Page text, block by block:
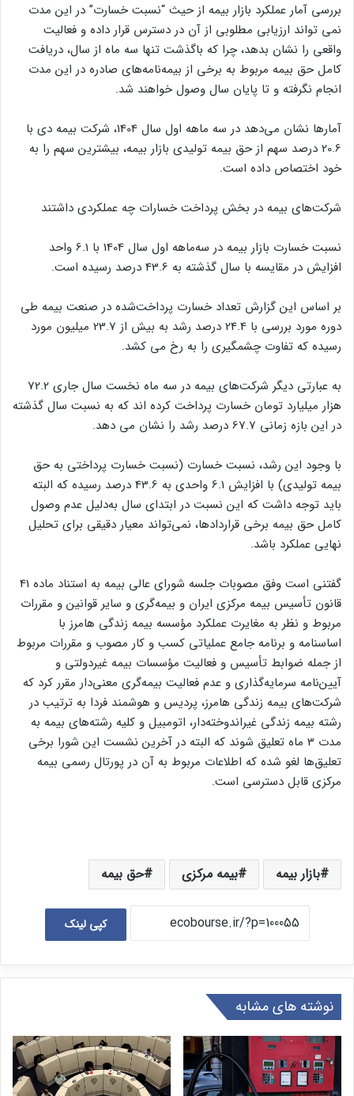
بررسی آمار عملکرد بازار بیمه از حیث “نسبت خسارت” در این مدت
نمی تواند ارزیابی مطلوبی از آن در دسترس قرار داده و فعالیت
واقعی را نشان بدهد، چرا که باگذشت تنها سه ماه از سال، دریافت
کامل حق بیمه مربوط به برخی از بیمه‌نامه‌های صادره در این مدت
انجام نگرفته و تا پایان سال وصول خواهند شد.
آمارها نشان می‌دهد در سه ماهه اول سال 1404، شرکت بیمه دی با
20.6 درصد سهم از حق بیمه تولیدی بازار بیمه، بیشترین سهم را به
خود اختصاص داده است.
شرکت‌های بیمه در بخش پرداخت خسارات چه عملکردی داشتند
نسبت خسارت بازار بیمه در سه‌ماهه اول سال 1404 با 6.1 واحد
افزایش در مقایسه با سال گذشته به 43.6 درصد رسیده است.
بر اساس این گزارش تعداد خسارت پرداخت‌شده در صنعت بیمه طی
دوره مورد بررسی با 24.4 درصد رشد به بیش از 23.7 میلیون مورد
رسیده که تفاوت چشمگیری را به رخ می کشد.
به عبارتی دیگر شرکت‌های بیمه در سه ماه نخست سال جاری 72.2
هزار میلیارد تومان خسارت پرداخت کرده اند که به نسبت سال گذشته
در این بازه زمانی 67.7 درصد رشد را نشان می دهد.
با وجود این رشد، نسبت خسارت (نسبت خسارت پرداختی به حق
بیمه تولیدی) با افزایش 6.1 واحدی به 43.6 درصد رسیده که البته
باید توجه داشت که این نسبت در ابتدای سال به‌دلیل عدم وصول
کامل حق بیمه برخی قراردادها، نمی‌تواند معیار دقیقی برای تحلیل
نهایی عملکرد باشد.
گفتنی است وفق مصوبات جلسه شورای عالی بیمه به استناد ماده 41
قانون تأسیس بیمه مرکزی ایران و بیمه‌گری و سایر قوانین و مقررات
مربوط و نظر به مغایرت عملکرد مؤسسه بیمه زندگی هامرز با
اساسنامه و برنامه جامع عملیاتی کسب و کار مصوب و مقررات مربوط
از جمله ضوابط تأسیس و فعالیت مؤسسات بیمه غیردولتی و
آیین‌نامه سرمایه‌گذاری و عدم فعالیت بیمه‌گری معنی‌دار مقرر کرد که
شرکت‌های بیمه زندگی هامرز، پردیس و هوشمند فردا به ترتیب در
رشته بیمه زندگی غیراندوخته‌دار، اتومبیل و کلیه رشته‌های بیمه به
مدت 3 ماه تعلیق شوند که البته در آخرین نشست این شورا برخی
تعلیق‌ها لغو شده که اطلاعات مربوط به آن در پورتال رسمی بیمه
مرکزی قابل دسترسی است.
بازار بیمه بیمه مرکزی حق بیمه
کپی لینک
نوشته های مشابه